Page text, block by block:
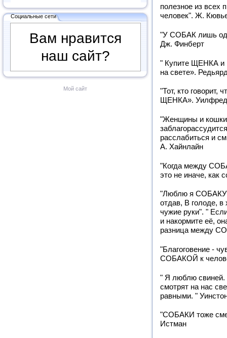
Социальные сети
Вам нравится
наш сайт?
Мой сайт
полезное из всех
человек". Ж.
"У СОБАК лишь
Дж. Финберт
" Купите ЩЕНКА и
на свете».
"Тот, кто говорит,
ЩЕНКА».
"Женщины и кошки
расслабиться и
А. Хайнлайн
"Когда между
это не иначе, как
"Люблю я СОБАКУ
отдав, В голоде,
чужие руки". "
и накормите её,
разница между
"Благоговение -
СОБАКОЙ к
" Я люблю свиней.
смотрят на нас
равными. "
"СОБАКИ тоже
Истман